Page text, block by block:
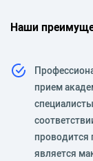
Наши
прием
проводится
является